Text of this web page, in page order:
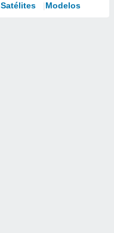
Satélites Modelos